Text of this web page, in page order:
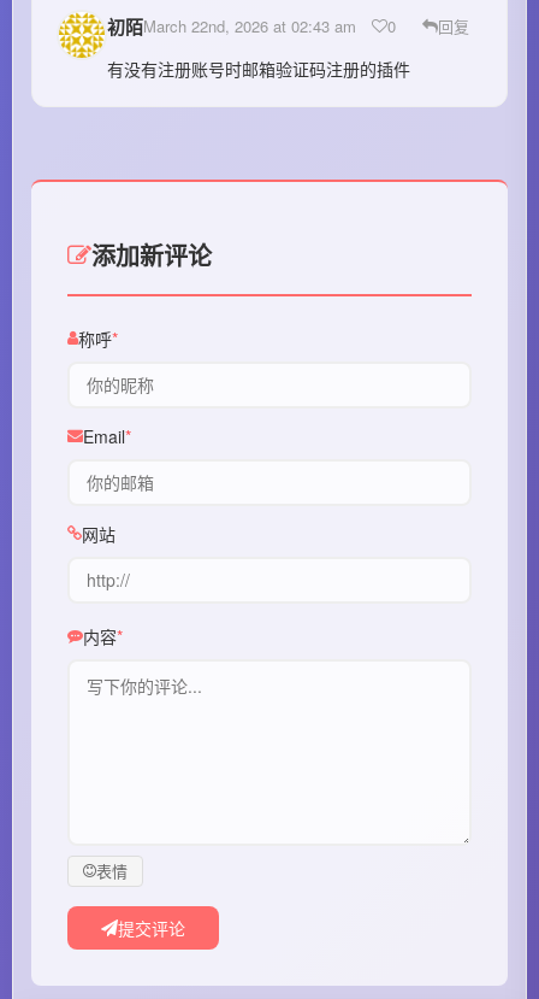
初陌March 22nd, 2026 at 02:43 am 0 回复
有没有注册账号时邮箱验证码注册的插件
添加新评论
称呼
Email
网站
内容
表情
提交评论